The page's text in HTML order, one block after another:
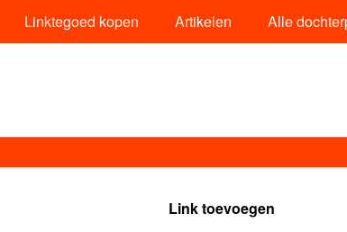
Linktegoed kopen Artikelen Alle
Link toevoegen